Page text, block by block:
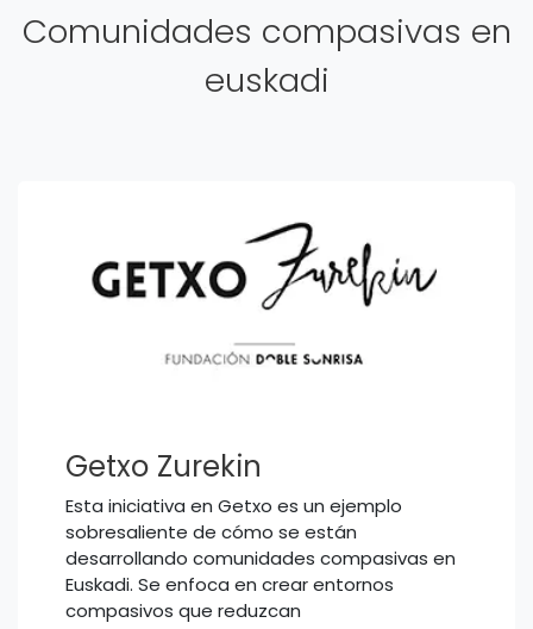
Comunidades compasivas en
euskadi
Getxo Zurekin
Esta iniciativa en Getxo es un ejemplo
sobresaliente de cómo se están
desarrollando comunidades compasivas en
Euskadi. Se enfoca en crear entornos
compasivos que reduzcan